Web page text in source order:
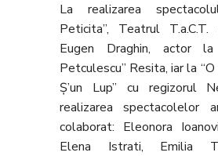
La realizarea
Peticita”, Teatrul
Eugen Draghin, actor
Petculescu” Resita, iar la
Ș’un Lup” cu regizorul
realizarea spectacolelor
colaborat: Eleonora
Elena Istrati, Emilia